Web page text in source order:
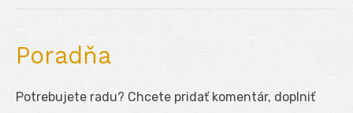
Poradňa
Potrebujete radu? Chcete pridať komentár, doplniť